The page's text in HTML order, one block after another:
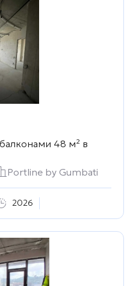
48 м² в
Portline by Gumbati
2026